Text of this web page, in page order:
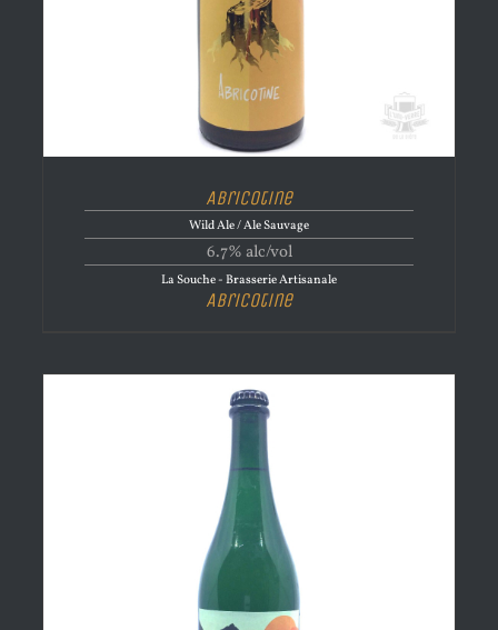
Abricotine
Wild Ale / Ale Sauvage
6.7% alc/vol
La Souche - Brasserie Artisanale
Abricotine